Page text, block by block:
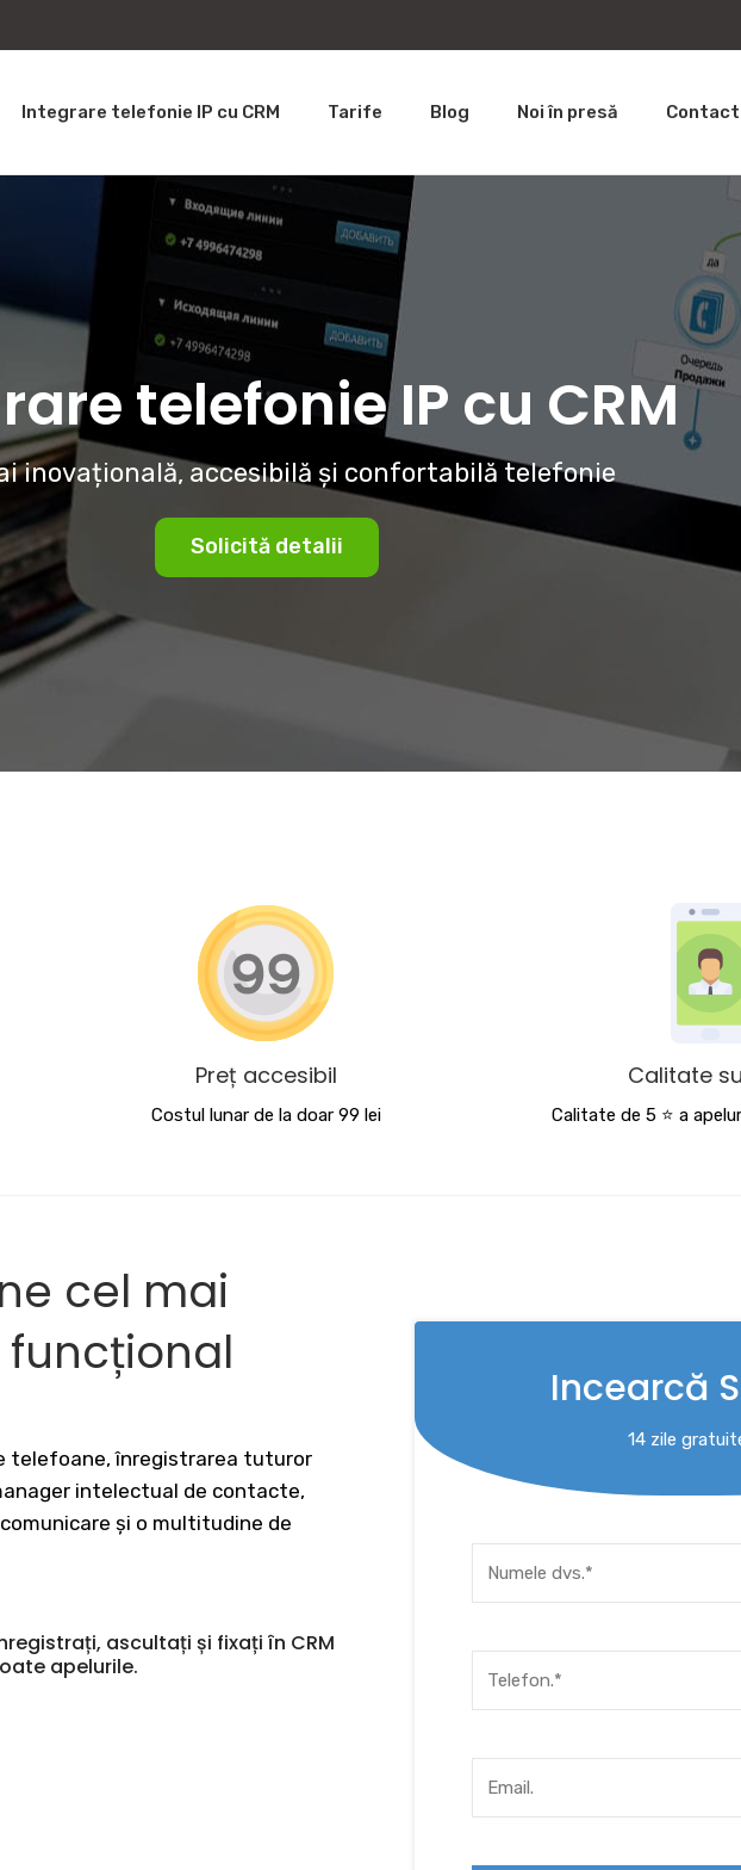
Integrare telefonie IP cu CRM Tarife Blog Noi în presă
telefonie IP cu CRM
inovațională, accesibilă și confortabilă telefonie
Solicită detalii
Preț accesibil
Costul lunar de la doar 99 lei
Calitate
Calitate de 5 ⭐️ a
cel mai
telefoane, înregistrarea tuturor
intelectual de contacte,
și o multitudine de
ascultați și fixați în CRM
apelurile.
Incearcă
14 zile